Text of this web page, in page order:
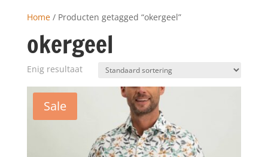
Home/ Producten getagged “okergeel”
okergeel
Enig resultaat
Sale